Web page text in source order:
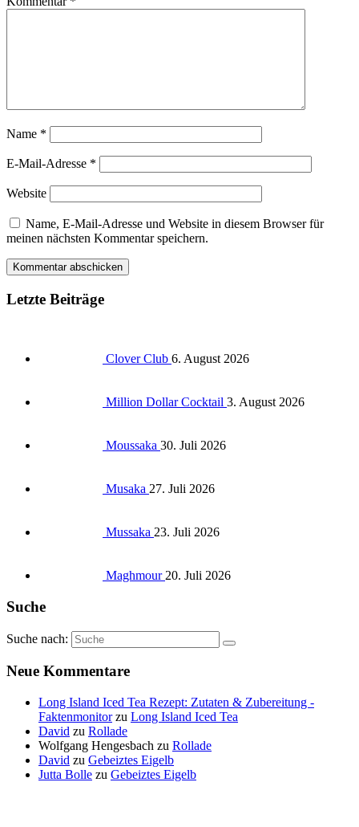
Name *
E-Mail-Adresse *
Website
Name, E-Mail-Adresse und Website in diesem Browser für
meinen nächsten Kommentar speichern.
Letzte Beiträge
Clover Club 6. August 2026
Million Dollar Cocktail 3. August 2026
Moussaka 30. Juli 2026
Musaka 27. Juli 2026
Mussaka 23. Juli 2026
Maghmour 20. Juli 2026
Suche
Suche nach:
Neue Kommentare
Long Island Iced Tea Rezept: Zutaten & Zubereitung -
Faktenmonitorzu Long Island Iced Tea
David zu Rollade
Wolfgang Hengesbach zu Rollade
David zu Gebeiztes Eigelb
Jutta Bolle zu Gebeiztes Eigelb